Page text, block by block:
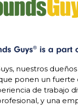
nuestros
ponen un
de trabajo
y una